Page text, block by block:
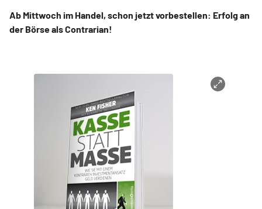
Ab Mittwoch im Handel, schon jetzt vorbestellen: Erfolg an
der Börse als Contrarian!